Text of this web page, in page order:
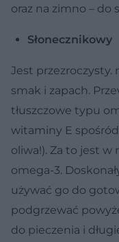
oraz na zimno – do
Słonecznikowy
Jest przezroczysty.
smak i zapach.
tłuszczowe typu
witaminy E
oliwa!). Za to jest
omega-3.
używać go do
podgrzewać
do pieczenia i